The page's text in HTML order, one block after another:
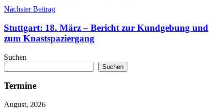
Nächster Beitrag
Stuttgart: 18. März – Bericht zur Kundgebung und
zum Knastspaziergang
Suchen
Suchen
Termine
August, 2026